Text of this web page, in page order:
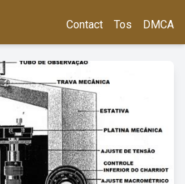
Contact Tos DMCA